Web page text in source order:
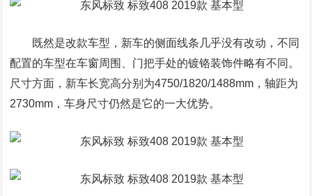
既然是改款车型，新车的侧面线条几乎没有改动，不同
配置的车型在车窗周围、门把手处的镀铬装饰件略有不同。
尺寸方面，新车长宽高分别为4750/1820/1488mm，轴距为
2730mm，车身尺寸仍然是它的一大优势。